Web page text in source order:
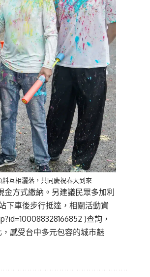
料互相灑落，共同慶祝春天到來
金方式繳納。另建議民眾多加利
下車後步行抵達，相關活動資
)查詢，
感受台中多元包容的城市魅